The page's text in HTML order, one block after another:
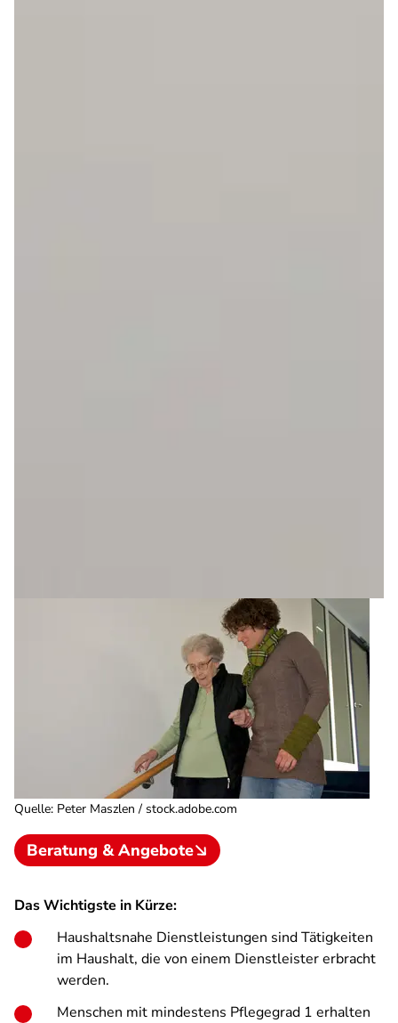
Quelle: Peter Maszlen / stock.adobe.com
Beratung & Angebote
Das Wichtigste in Kürze:
Haushaltsnahe Dienstleistungen sind Tätigkeiten
im Haushalt, die von einem Dienstleister erbracht
werden.
Menschen mit mindestens Pflegegrad 1 erhalten